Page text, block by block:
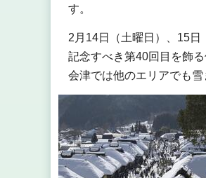
す。
2月14日（土曜日）、15日
記念すべき第40回目を飾
会津では他のエリアでも